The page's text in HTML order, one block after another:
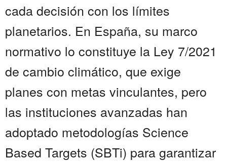
cada decisión con los límites
planetarios. En España, su marco
normativo lo constituye la Ley 7/2021
de cambio climático, que exige
planes con metas vinculantes, pero
las instituciones avanzadas han
adoptado metodologías Science
Based Targets (SBTi) para garantizar